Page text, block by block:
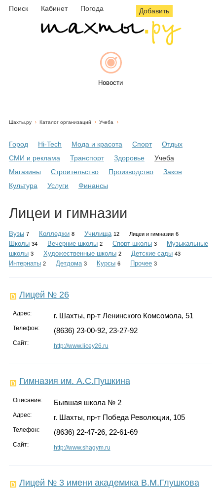
Поиск Кабинет Погода Добавить
Новости
Объявления
Гороскоп
Шахты.ру Каталог организаций Учеба
Город Hi-Tech Мода и красота Спорт
Отдых
СМИ и реклама
Транспорт Здоровье
Учеба
Магазины
Строительство Производство
Закон
Культура
Услуги Финансы
Лицеи и гимназии
Вузы 7 Колледжи 8 Училища 12 Лицеи и гимназии 6
Школы 34 Вечерние школы 2 Спорт-школы 3
Музыкальные
школы 3 Художественные школы 2 Детские сады 43
Интернаты 2 Детдома 3 Курсы 6 Прочее 3
Лицей № 26
Адрес: г. Шахты, пр-т Ленинского Комсомола, 51
Телефон: (8636) 23-00-92, 23-27-92
Сайт: http://www.licey26.ru
Гимназия им. А.С.Пушкина
Описание: Бывшая школа № 2
Адрес: г. Шахты, пр-т Победа Революции, 105
Телефон: (8636) 22-47-26, 22-61-69
Сайт: http://www.shagym.ru
Лицей № 3 имени академика В.М.Глушкова